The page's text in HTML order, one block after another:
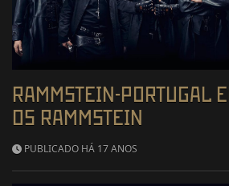
RAMMSTEIN-PORTUGAL
OS RAMMSTEIN
PUBLICADO HÁ 17 ANOS